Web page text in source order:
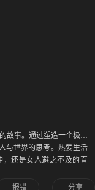
故事。通过塑造一个极致
与世界的思考。热爱生活
，还是女人避之不及的直
者珍！没有不结婚的男
报错 分享